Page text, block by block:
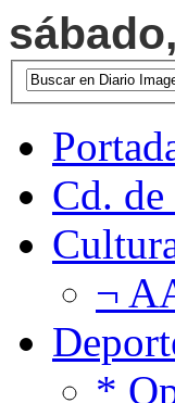
Cd.
¬
*